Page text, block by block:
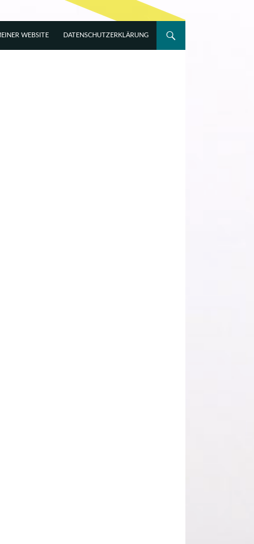
DATENSCHUTZERKLÄRUNG
WEBSITE